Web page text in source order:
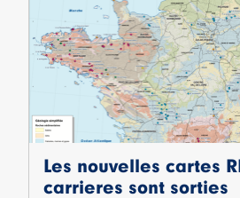
Les nouvelles cartes
carrieres sont sorties